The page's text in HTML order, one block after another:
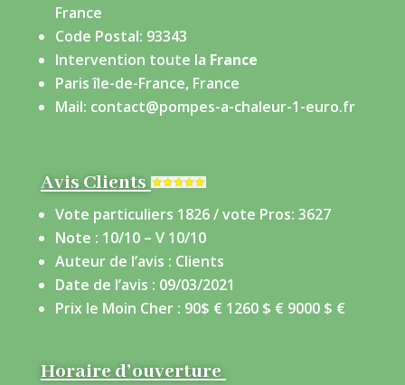
France
Code Postal: 93343
Intervention toute la France
Paris île-de-France, France
Mail: contact@pompes-a-chaleur-1-euro.fr
Avis Clients
Vote particuliers 1826 / vote Pros: 3627
Note : 10/10 – V 10/10
Auteur de l’avis : Clients
Date de l’avis : 09/03/2021
Prix le Moin Cher : 90$ € 1260 $ € 9000 $ €
Horaire d’ouverture